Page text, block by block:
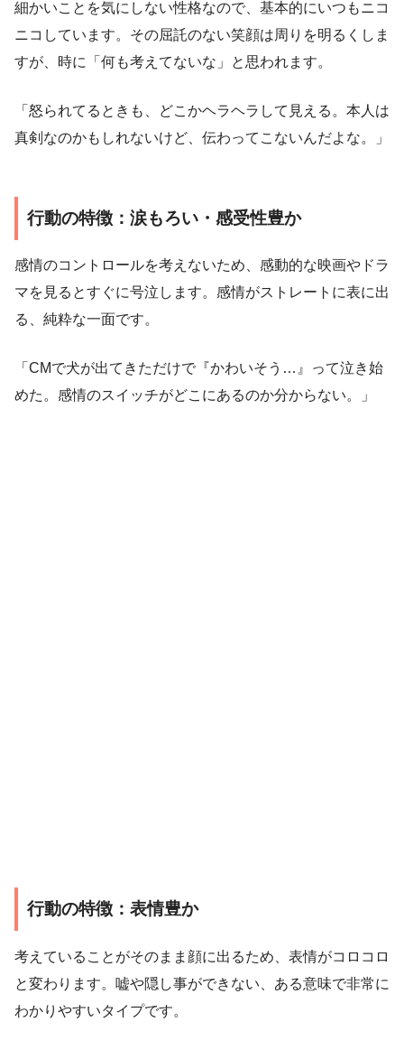
細かいことを気にしない性格なので、基本的にいつもニコ
ニコしています。その屈託のない笑顔は周りを明るくしま
すが、時に「何も考えてないな」と思われます。
「怒られてるときも、どこかヘラヘラして見える。本人は
真剣なのかもしれないけど、伝わってこないんだよな。」
行動の特徴：涙もろい・感受性豊か
感情のコントロールを考えないため、感動的な映画やドラ
マを見るとすぐに号泣します。感情がストレートに表に出
る、純粋な一面です。
「CMで犬が出てきただけで『かわいそう…』って泣き始
めた。感情のスイッチがどこにあるのか分からない。」
行動の特徴：表情豊か
考えていることがそのまま顔に出るため、表情がコロコロ
と変わります。嘘や隠し事ができない、ある意味で非常に
わかりやすいタイプです。